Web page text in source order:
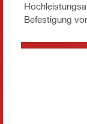
Befestigung